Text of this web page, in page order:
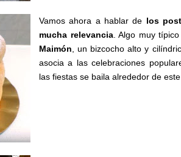
Vamos ahora a hablar de los
mucha relevancia. Algo muy
Maimón , un bizcocho alto y
asocia a las celebraciones
las fiestas se baila alrededor de este